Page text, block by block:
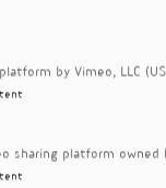
by Vimeo, LLC
sharing platform owned